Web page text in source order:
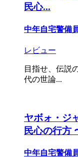
民心...
中年自宅警備
レビュー
目指せ、伝説
代の世論...
ヤボォ・ジ
民心の行方
中年自宅警備